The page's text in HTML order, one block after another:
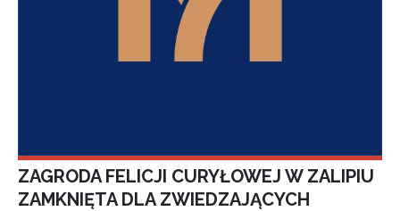
ZAGRODA FELICJI CURYŁOWEJ W ZALIPIU
ZAMKNIĘTA DLA ZWIEDZAJĄCYCH